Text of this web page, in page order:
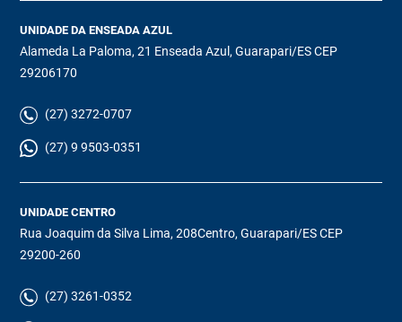
UNIDADE DA ENSEADA AZUL
Alameda La Paloma, 21 Enseada Azul, Guarapari/ES CEP
29206170
(27) 3272-0707
(27) 9 9503-0351
UNIDADE CENTRO
Rua Joaquim da Silva Lima, 208Centro, Guarapari/ES CEP
29200-260
(27) 3261-0352